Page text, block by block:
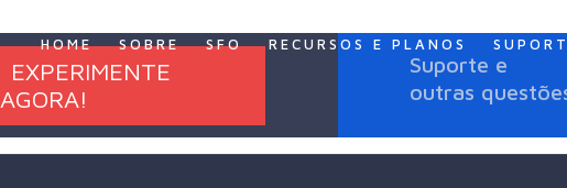
HOME SOBRE SFO RECURSOS E PLANOS
EXPERIMENTE
AGORA!
Suporte e
outras